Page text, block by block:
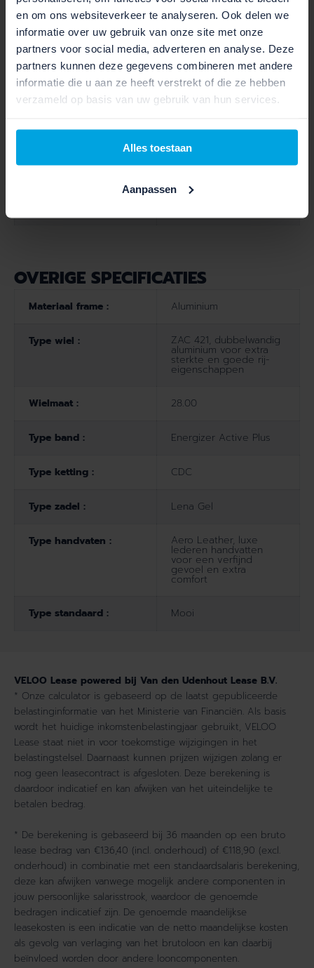
en om ons websiteverkeer te analyseren. Ook delen we
informatie over uw gebruik van onze site met onze
partners voor social media, adverteren en analyse. Deze
partners kunnen deze gegevens combineren met andere
informatie die u aan ze heeft verstrekt of die ze hebben
verzameld op basis van uw gebruik van hun services.
Alles toestaan
Aanpassen
Type shifters : Nexus 5
Verlichting voor : Fendervision
Verlichting achter : Pimento
MOTOR SPECIFICATIES
OVERIGE SPECIFICATIES
Materiaal frame : Aluminium
Type wiel : ZAC 421, dubbelwandig
aluminium voor extra
sterkte en goede rij-
eigenschappen
Wielmaat : 28.00
Type band : Energizer Active Plus
Type ketting : CDC
Type zadel : Lena Gel
Type handvaten : Aero Leather, luxe
lederen handvatten
voor een verfijnd
gevoel en extra
comfort
Type standaard : Mooi
VELOO Lease powered bij Van den Udenhout Lease B.V.
* Onze calculator is gebaseerd op de laatst gepubliceerde
belastinginformatie van het Ministerie van Financiën. Als basis
wordt het huidige inkomstenbelastingjaar gebruikt, VELOO
Lease staat niet in voor toekomstige wijzigingen in het
belastingstelsel. Daarnaast kunnen prijzen wijzigen zolang er
nog geen leasecontract is afgesloten. Deze berekening is
daardoor indicatief en kan afwijken van het uiteindelijke te
betalen bedrag.
* De berekening is gebaseerd bij 36 maanden op een bruto
lease bedrag van €136,40 (incl. onderhoud) of €118,90 (excl.
onderhoud) in combinatie met een standaardsalaris berekening,
deze kan afwijken vanwege mogelijk andere componenten in
jouw persoonlijke salarisstrook, waardoor de genoemde
bedragen indicatief zijn. De genoemde maandelijkse
leasekosten is een indicatie van de netto maandelijkse kosten
als gevolg van verlaging van het brutoloon en kan daarbij
beïnvloed worden door andere looncomponenten.